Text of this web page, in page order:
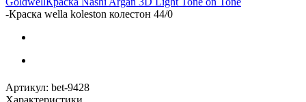
-Краска wella koleston колестон 44/0
Артикул: bet-9428
Характеристики